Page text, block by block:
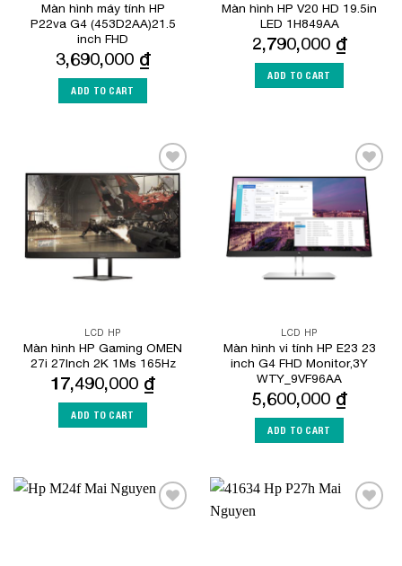
Màn hình máy tính HP
P22va G4 (453D2AA)21.5
inch FHD
3,690,000 ₫
ADD TO CART
Màn hình HP V20 HD 19.5in
LED 1H849AA
2,790,000 ₫
ADD TO CART
Add to
Wishlist
LCD HP
Màn hình HP Gaming OMEN
27i 27Inch 2K 1Ms 165Hz
17,490,000 ₫
ADD TO CART
Add to
Wishlist
LCD HP
Màn hình vi tính HP E23 23
inch G4 FHD Monitor,3Y
WTY_9VF96AA
5,600,000 ₫
ADD TO CART